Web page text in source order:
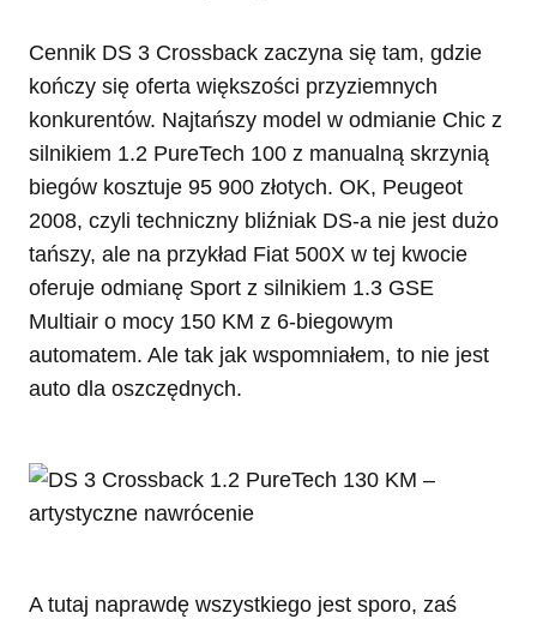
Cennik DS 3 Crossback zaczyna się tam, gdzie
kończy się oferta większości przyziemnych
konkurentów. Najtańszy model w odmianie Chic z
silnikiem 1.2 PureTech 100 z manualną skrzynią
biegów kosztuje 95 900 złotych. OK, Peugeot
2008, czyli techniczny bliźniak DS-a nie jest dużo
tańszy, ale na przykład Fiat 500X w tej kwocie
oferuje odmianę Sport z silnikiem 1.3 GSE
Multiair o mocy 150 KM z 6-biegowym
automatem. Ale tak jak wspomniałem, to nie jest
auto dla oszczędnych.
A tutaj naprawdę wszystkiego jest sporo, zaś